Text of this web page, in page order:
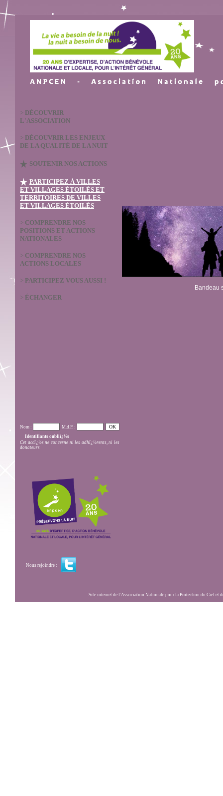
> DÉCOUVRIR
L'ASSOCIATION
> DÉCOUVRIR LES ENJEUX
DE LA QUALITÉ DE LA NUIT
SOUTENIR NOS ACTIONS
PARTICIPEZ À VILLES
ET VILLAGES ÉTOILÉS ET
TERRITOIRES DE VILLES
ET VILLAGES ÉTOILÉS
> COMPRENDRE NOS
POSITIONS ET ACTIONS
NATIONALES
> COMPRENDRE NOS
ACTIONS LOCALES
> PARTICIPEZ VOUS AUSSI !
> ÉCHANGER
Bandeau
Nom :
M.d.P. :
Identifiants oubliï¿½s
Cet accï¿½s ne concerne ni les adhï¿½rents, ni les
donateurs
Nous rejoindre :
Site internet de l'Association Nationale pour la Protection du Ciel et de